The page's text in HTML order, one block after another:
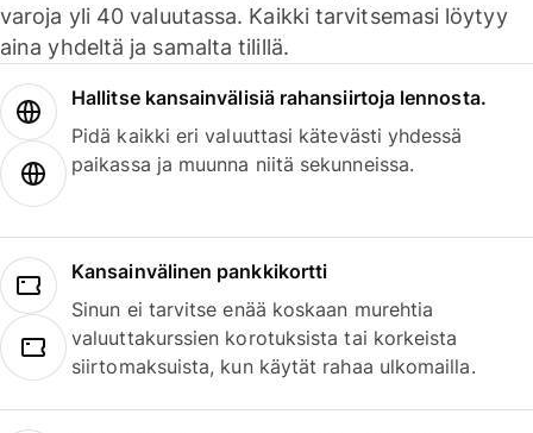
varoja yli 40 valuutassa. Kaikki tarvitsemasi löytyy
aina yhdeltä ja samalta tilillä.
Hallitse kansainvälisiä rahansiirtoja lennosta.
Pidä kaikki eri valuuttasi kätevästi yhdessä
paikassa ja muunna niitä sekunneissa.
Kansainvälinen pankkikortti
Sinun ei tarvitse enää koskaan murehtia
valuuttakurssien korotuksista tai korkeista
siirtomaksuista, kun käytät rahaa ulkomailla.